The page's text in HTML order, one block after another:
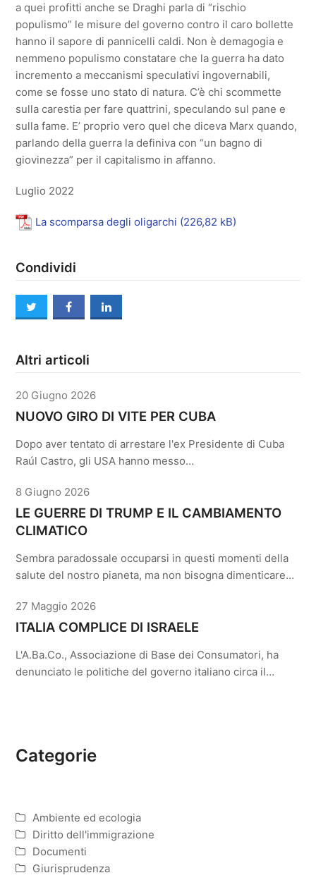
a quei profitti anche se Draghi parla di “rischio
populismo” le misure del governo contro il caro bollette
hanno il sapore di pannicelli caldi. Non è demagogia e
nemmeno populismo constatare che la guerra ha dato
incremento a meccanismi speculativi ingovernabili,
come se fosse uno stato di natura. C’è chi scommette
sulla carestia per fare quattrini, speculando sul pane e
sulla fame. E’ proprio vero quel che diceva Marx quando,
parlando della guerra la definiva con “un bagno di
giovinezza” per il capitalismo in affanno.
Luglio 2022
La scomparsa degli oligarchi
Condividi
twitter facebooklinkedin
Altri articoli
20 Giugno 2026
NUOVO GIRO DI VITE PER CUBA
Dopo aver tentato di arrestare l'ex Presidente di Cuba
Raúl Castro, gli USA hanno messo…
8 Giugno 2026
LE GUERRE DI TRUMP E IL CAMBIAMENTO
CLIMATICO
Sembra paradossale occuparsi in questi momenti della
salute del nostro pianeta, ma non bisogna dimenticare…
27 Maggio 2026
ITALIA COMPLICE DI ISRAELE
L'A.Ba.Co., Associazione di Base dei Consumatori, ha
denunciato le politiche del governo italiano circa il…
Categorie
Ambiente ed ecologia
Diritto dell'immigrazione
Documenti
Giurisprudenza